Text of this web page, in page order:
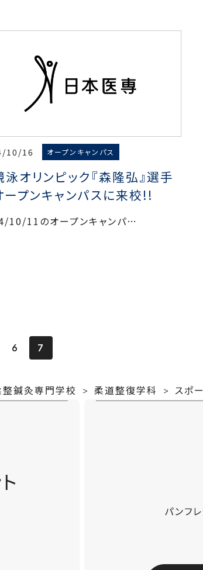
10/16 オープンキャンパス
泳オリンピック『森隆弘』選手
ープンキャンパスに来校!!
10/11のオープンキャンパ…
6 7
鍼灸専門学校 柔道整復学科 スポ
パンフ